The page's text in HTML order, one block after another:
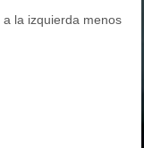
la izquierda menos